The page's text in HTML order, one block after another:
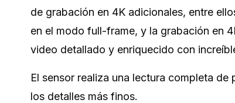
de grabación en 4K adicionales, entre
en el modo full-frame, y la grabación en
video detallado y enriquecido con
El sensor realiza una lectura completa
los detalles más finos.